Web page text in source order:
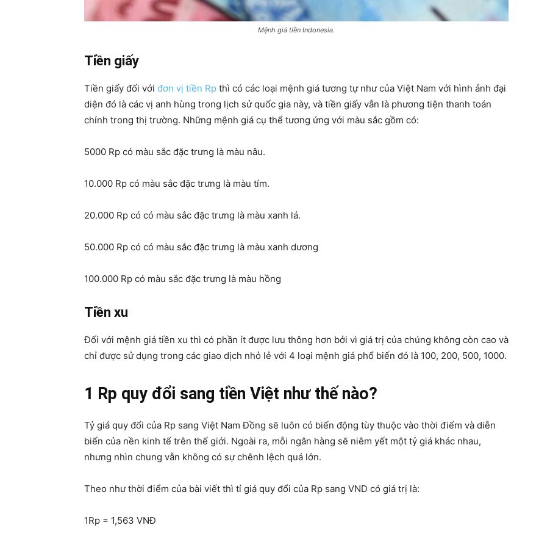
Mệnh giá tiền Indonesia.
Tiền giấy
Tiền giấy đối với đơn vị tiền Rp thì có các loại mệnh giá tương tự như của Việt Nam với hình ảnh đại
diện đó là các vị anh hùng trong lịch sử quốc gia này, và tiền giấy vẫn là phương tiện thanh toán
chính trong thị trường. Những mệnh giá cụ thể tương ứng với màu sắc gồm có:
5000 Rp có màu sắc đặc trưng là màu nâu.
10.000 Rp có màu sắc đặc trưng là màu tím.
20.000 Rp có có màu sắc đặc trưng là màu xanh lá.
50.000 Rp có có màu sắc đặc trưng là màu xanh dương
100.000 Rp có màu sắc đặc trưng là màu hồng
Tiền xu
Đối với mệnh giá tiền xu thì có phần ít được lưu thông hơn bởi vì giá trị của chúng không còn cao và
chỉ được sử dụng trong các giao dịch nhỏ lẻ với 4 loại mệnh giá phổ biến đó là 100, 200, 500, 1000.
1 Rp quy đổi sang tiền Việt như thế nào?
Tỷ giá quy đổi của Rp sang Việt Nam Đồng sẽ luôn có biến động tùy thuộc vào thời điểm và diễn
biến của nền kinh tế trên thế giới. Ngoài ra, mỗi ngân hàng sẽ niêm yết một tỷ giá khác nhau,
nhưng nhìn chung vẫn không có sự chênh lệch quá lớn.
Theo như thời điểm của bài viết thì tỉ giá quy đổi của Rp sang VND có giá trị là:
1Rp = 1,563 VNĐ